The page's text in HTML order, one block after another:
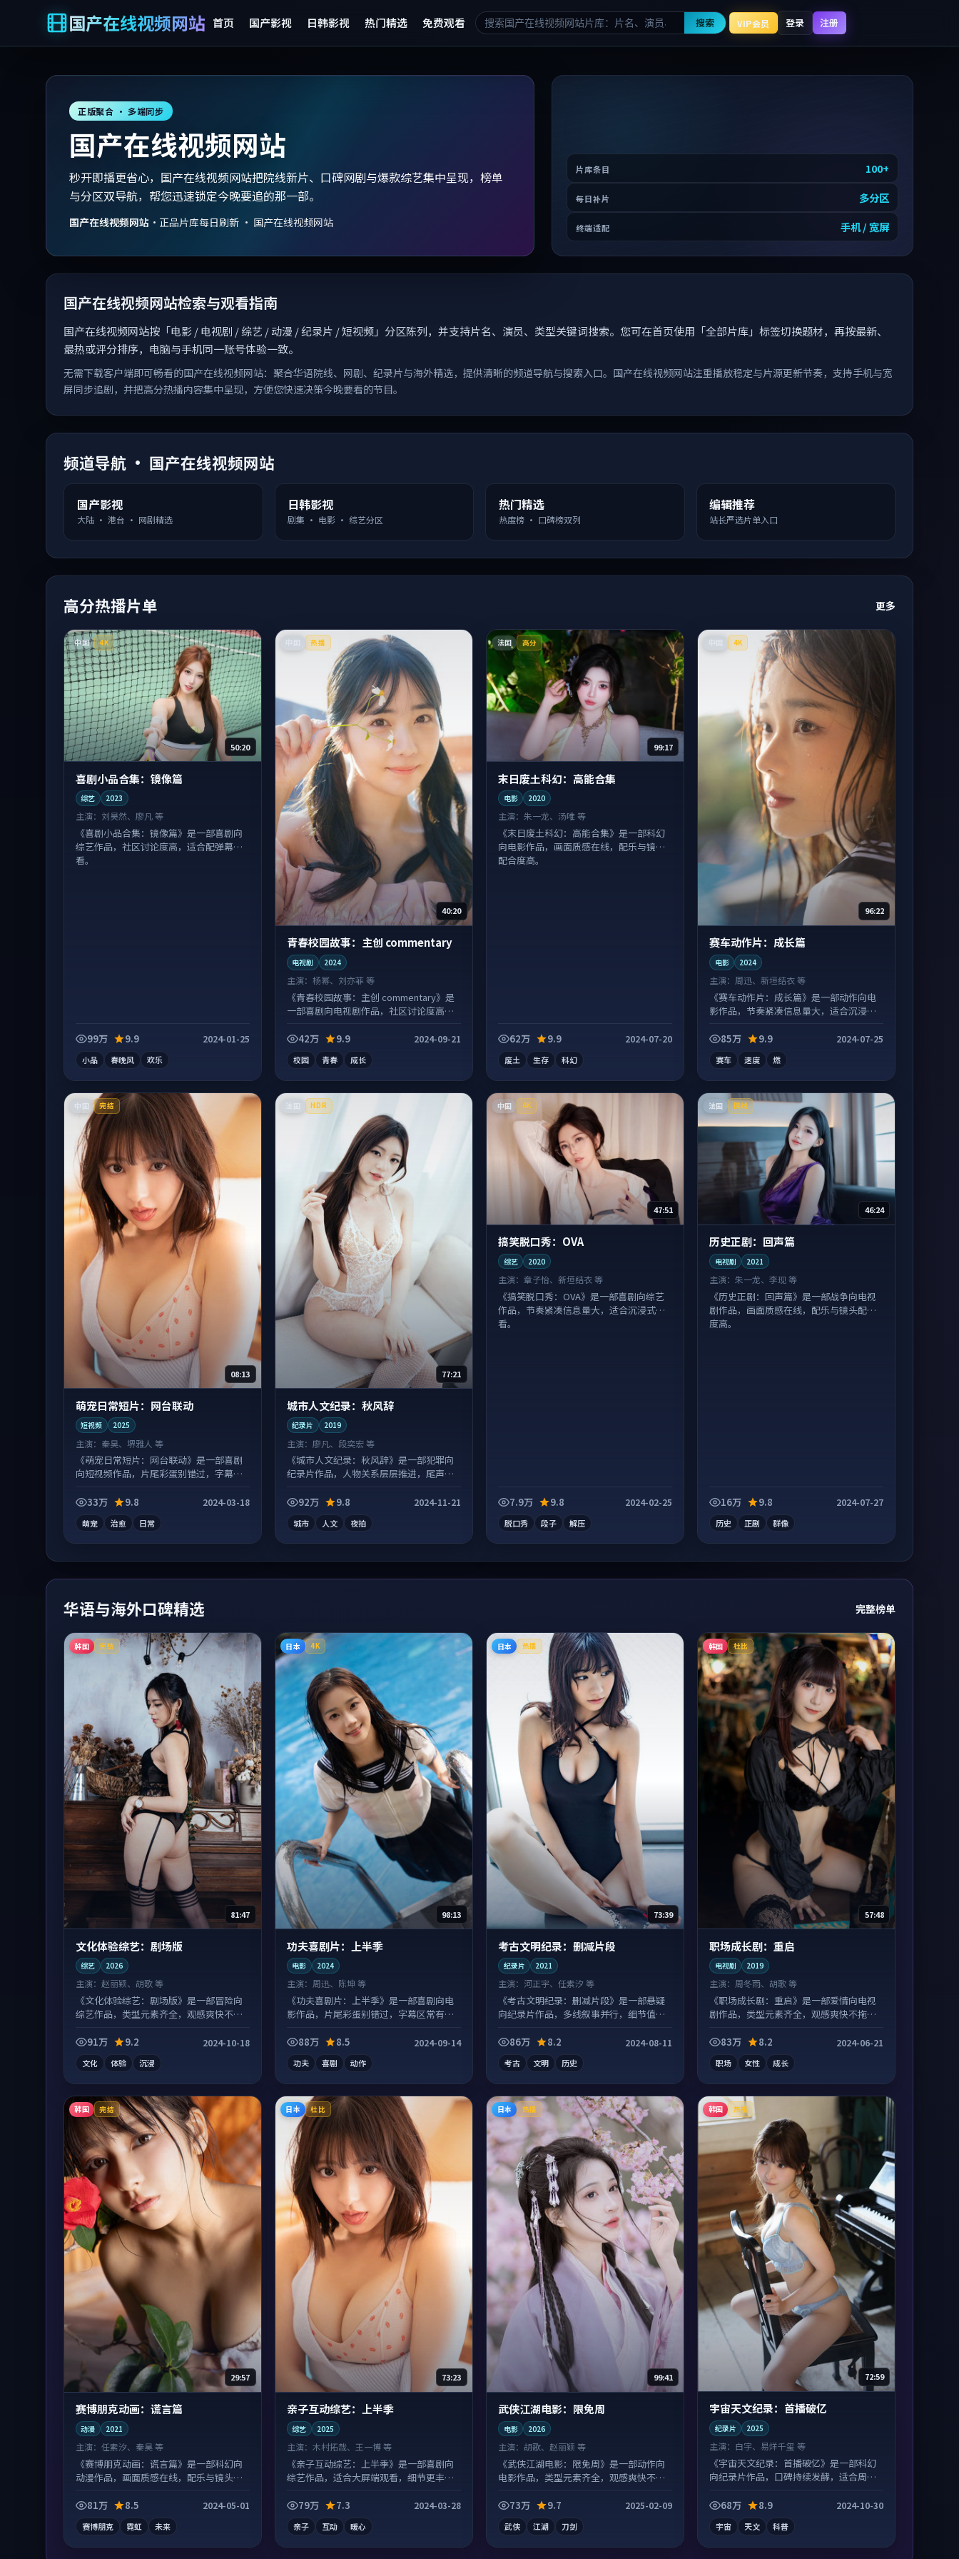
国产在线视频网站 首页 国产影视 日韩影视 热门精选 免费观看 搜索 VIP会员 登录 注册
正版聚合 · 多端同步
国产在线视频网站
秒开即播更省心，国产在线视频网站把院线新片、口碑网剧与爆款综艺集中呈现，榜单
与分区双导航，帮您迅速锁定今晚要追的那一部。
国产在线视频网站 · 正品片库每日刷新 · 国产在线视频网站
片库条目 100+
每日补片 多分区
终端适配 手机 / 宽屏
国产在线视频网站检索与观看指南
国产在线视频网站按「电影 / 电视剧 / 综艺 / 动漫 / 纪录片 / 短视频」分区陈列，并支持片名、演员、类型关键词搜索。您可在首页使用「全部片库」标签切换题材，再按最新、
最热或评分排序，电脑与手机同一账号体验一致。
无需下载客户端即可畅看的国产在线视频网站：聚合华语院线、网剧、纪录片与海外精选，提供清晰的频道导航与搜索入口。国产在线视频网站注重播放稳定与片源更新节奏，支持手机与宽
屏同步追剧，并把高分热播内容集中呈现，方便您快速决策今晚要看的节目。
频道导航 · 国产在线视频网站
国产影视
大陆 · 港台 · 网剧精选
日韩影视
剧集 · 电影 · 综艺分区
热门精选
热度榜 · 口碑榜双列
编辑推荐
站长严选片单入口
高分热播片单 更多
中国 4K
50:20
喜剧小品合集：镜像篇
综艺 2023
主演： 刘昊然、廖凡 等
《喜剧小品合集：镜像篇》是一部喜剧向
综艺作品，社区讨论度高，适合配弹幕观
看。
99万 9.9 2024-01-25
小品 春晚风 欢乐
热播
40:20
青春校园故事：主创 commentary
电视剧 2024
主演：杨幂、刘亦菲 等
《青春校园故事：主创 commentary》是
一部喜剧向电视剧作品，社区讨论度高，
42万
9.9 2024-09-21
校园 青春 成长
法国 高分
99:17
末日废土科幻：高能合集
电影 2020
主演：朱一龙、汤唯 等
《末日废土科幻：高能合集》是一部科幻
向电影作品，画面质感在线，配乐与镜头
配合度高。
62万 9.9 2024-07-20
废土 生存 科幻
4K
96:22
赛车动作片：成长篇
电影 2024
主演： 周迅、新垣结衣 等
《赛车动作片：成长篇》是一部动作向电
影作品，节奏紧凑信息量大，适合沉浸式
85万
9.9 2024-07-25
赛车 速度 燃
中国 完结
08:13
萌宠日常短片：网台联动
短视频 2025
主演： 秦昊、堺雅人 等
《萌宠日常短片：网台联动》是一部喜剧
向短视频作品，片尾彩蛋别错过，字幕区
33万
9.8 2024-03-18
萌宠 治愈 日常
HDR
77:21
城市人文纪录：秋风辞
纪录片 2019
主演：廖凡、段奕宏 等
《城市人文纪录：秋风辞》是一部犯罪向
纪录片作品，人物关系层层推进，尾声常
92万
9.8 2024-11-21
城市 人文 夜拍
中国 4K
47:51
搞笑脱口秀：OVA
综艺 2020
主演：章子怡、新垣结衣 等
《搞笑脱口秀：OVA》是一部喜剧向综艺
作品，节奏紧凑信息量大，适合沉浸式追
看。
7.9万 9.8 2024-02-25
脱口秀 段子 解压
法国 院线
46:24
历史正剧：回声篇
电视剧 2021
主演：朱一龙、李现 等
《历史正剧：回声篇》是一部战争向电视
剧作品，画面质感在线，配乐与镜头配合
度高。
16万 9.8 2024-07-27
历史 正剧 群像
华语与海外口碑精选 完整榜单
韩国 完结
81:47
文化体验综艺：剧场版
综艺 2026
主演： 赵丽颖、胡歌 等
《文化体验综艺：剧场版》是一部冒险向
综艺作品，类型元素齐全，观感爽快不拖
91万
9.2 2024-10-18
文化 体验 沉浸
日本 4K
98:13
功夫喜剧片：上半季
电影 2024
主演： 周迅、陈坤 等
《功夫喜剧片：上半季》是一部喜剧向电
影作品，片尾彩蛋别错过，字幕区常有惊
88万
8.5 2024-09-14
功夫 喜剧 动作
日本 热播
73:39
考古文明纪录：删减片段
纪录片 2021
主演： 河正宇、任素汐 等
《考古文明纪录：删减片段》是一部悬疑
向纪录片作品，多线叙事并行，细节值得
86万
8.2 2024-08-11
考古 文明 历史
韩国 杜比
57:48
职场成长剧：重启
电视剧 2019
主演： 周冬雨、胡歌 等
《职场成长剧：重启》是一部爱情向电视
剧作品，类型元素齐全，观感爽快不拖
83万
8.2 2024-06-21
职场 女性 成长
韩国 完结
29:57
赛博朋克动画：谎言篇
动漫 2021
主演： 任素汐、秦昊 等
《赛博朋克动画：谎言篇》是一部科幻向
动漫作品，画面质感在线，配乐与镜头配
81万
8.5 2024-05-01
赛博朋克 霓虹 未来
日本 杜比
73:23
亲子互动综艺：上半季
综艺 2025
主演：木村拓哉、王一博 等
《亲子互动综艺：上半季》是一部喜剧向
综艺作品，适合大屏端观看，细节更丰
79万
7.3 2024-03-28
亲子 互动 暖心
日本 热播
99:41
武侠江湖电影：限免周
电影 2026
主演： 胡歌、赵丽颖 等
《武侠江湖电影：限免周》是一部动作向
电影作品，类型元素齐全，观感爽快不拖
73万
9.7 2025-02-09
武侠 江湖 刀剑
韩国 热播
72:59
宇宙天文纪录：首播破亿
纪录片 2025
主演： 白宇、易烊千玺 等
《宇宙天文纪录：首播破亿》是一部科幻
向纪录片作品，口碑持续发酵，适合周末
68万
8.9 2024-10-30
宇宙 天文 科普